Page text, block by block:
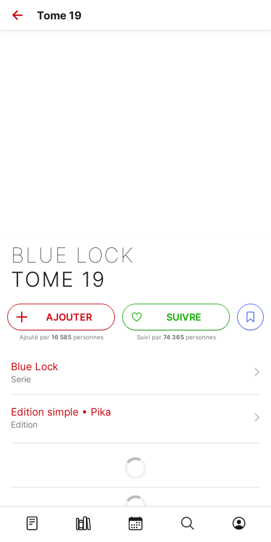
Tome 19
BLUE LOCK
TOME 19
AJOUTER
Ajouté par 16 585personnes
SUIVRE
Suivi par 74 365personnes
Blue Lock
Serie
Edition simple • Pika
Edition